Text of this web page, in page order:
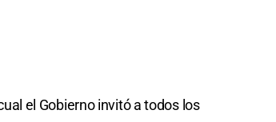
el Gobierno invitó a todos los